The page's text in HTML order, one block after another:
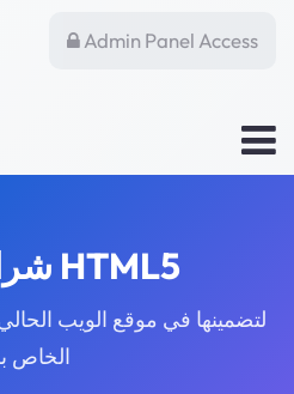
Admin Panel Access
شراء دردشة HTML5
الخاص